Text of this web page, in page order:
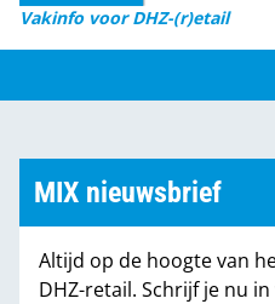
Vakinfo voor DHZ-(r)etail
DHZ Sessie
Marktcijfers
Partners
MIX nieuwsbrief
Altijd op de hoogte van
DHZ-retail. Schrijf je nu